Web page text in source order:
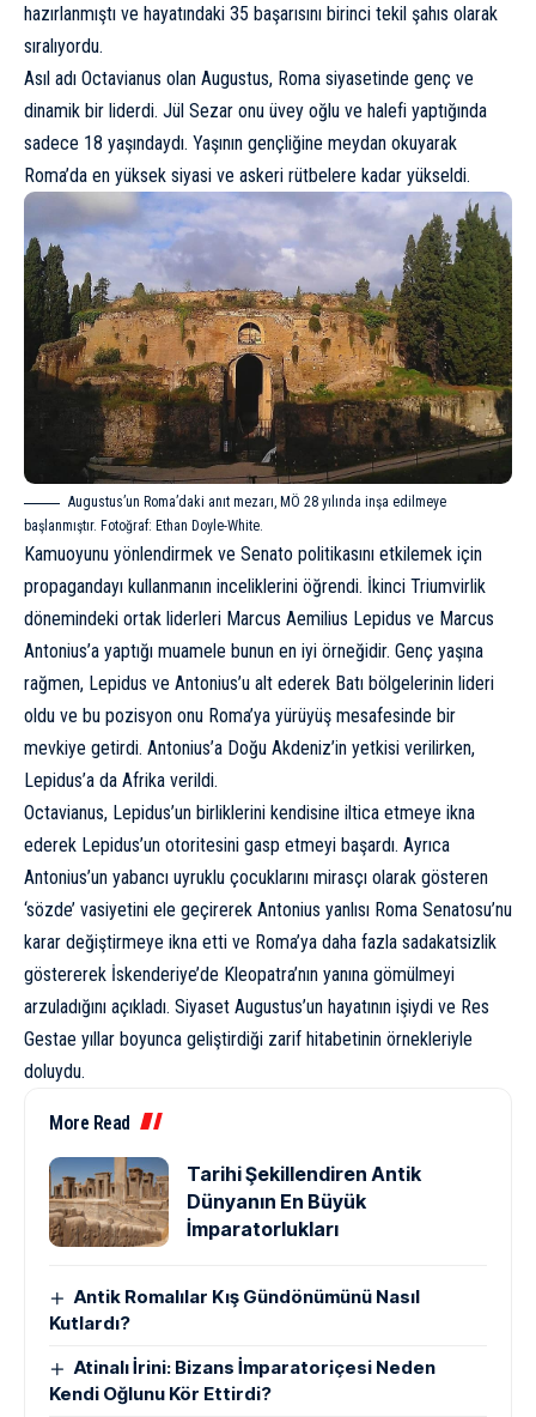
hazırlanmıştı ve hayatındaki 35 başarısını birinci tekil şahıs olarak
sıralıyordu.
Asıl adı Octavianus olan Augustus, Roma siyasetinde genç ve
dinamik bir liderdi. Jül Sezar onu üvey oğlu ve halefi yaptığında
sadece 18 yaşındaydı. Yaşının gençliğine meydan okuyarak
Roma’da en yüksek siyasi ve askeri rütbelere kadar yükseldi.
Augustus’un Roma’daki anıt mezarı, MÖ 28 yılında inşa edilmeye
başlanmıştır. Fotoğraf: Ethan Doyle-White.
Kamuoyunu yönlendirmek ve Senato politikasını etkilemek için
propagandayı kullanmanın inceliklerini öğrendi. İkinci Triumvirlik
dönemindeki ortak liderleri Marcus Aemilius Lepidus ve Marcus
Antonius’a yaptığı muamele bunun en iyi örneğidir. Genç yaşına
rağmen, Lepidus ve Antonius’u alt ederek Batı bölgelerinin lideri
oldu ve bu pozisyon onu Roma’ya yürüyüş mesafesinde bir
mevkiye getirdi. Antonius’a Doğu Akdeniz’in yetkisi verilirken,
Lepidus’a da Afrika verildi.
Octavianus, Lepidus’un birliklerini kendisine iltica etmeye ikna
ederek Lepidus’un otoritesini gasp etmeyi başardı. Ayrıca
Antonius’un yabancı uyruklu çocuklarını mirasçı olarak gösteren
‘sözde’ vasiyetini ele geçirerek Antonius yanlısı Roma Senatosu’nu
karar değiştirmeye ikna etti ve Roma’ya daha fazla sadakatsizlik
göstererek İskenderiye’de Kleopatra’nın yanına gömülmeyi
arzuladığını açıkladı. Siyaset Augustus’un hayatının işiydi ve Res
Gestae yıllar boyunca geliştirdiği zarif hitabetinin örnekleriyle
doluydu.
More Read
Tarihi Şekillendiren Antik
Dünyanın En Büyük
İmparatorlukları
Antik Romalılar Kış Gündönümünü Nasıl
Kutlardı?
Atinalı İrini: Bizans İmparatoriçesi Neden
Kendi Oğlunu Kör Ettirdi?